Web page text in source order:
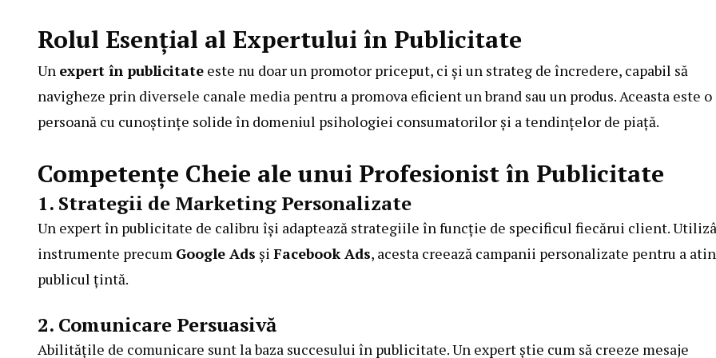
Rolul Esențial al Expertului în Publicitate
Un expert în publicitate este nu doar un promotor priceput, ci și un strateg de încredere, capabil să
navigheze prin diversele canale media pentru a promova eficient un brand sau un produs. Aceasta este o
persoană cu cunoștințe solide în domeniul psihologiei consumatorilor și a tendințelor de piață.
Competențe Cheie ale unui Profesionist în Publicitate
1. Strategii de Marketing Personalizate
Un expert în publicitate de calibru își adaptează strategiile în funcție de specificul fiecărui client.
instrumente precum Google Ads și Facebook Ads, acesta creează campanii personalizate pentru a
publicul țintă.
2. Comunicare Persuasivă
Abilitățile de comunicare sunt la baza succesului în publicitate. Un expert știe cum să creeze mesaje